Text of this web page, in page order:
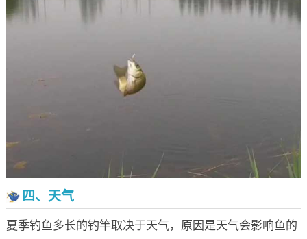
四、天气
夏季钓鱼多长的钓竿取决于天气，原因是天气会影响鱼的